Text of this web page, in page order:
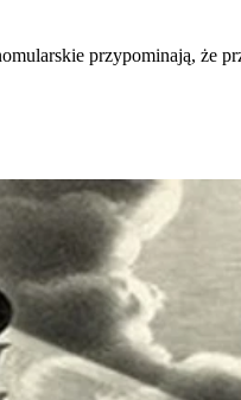
przypominają, że